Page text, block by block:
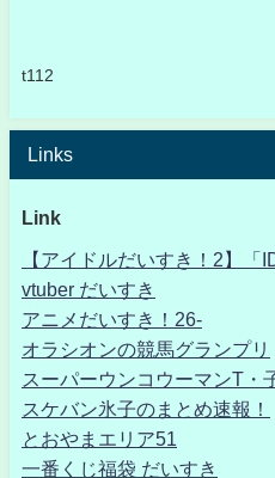
t112
Links
Link
【アイドルだいすき！2】「
vtuber だいすき
アニメだいすき！26-
オラシオンの競馬グランプリ
スーパーウンコウーマンT・
スケバン氷子のまとめ速報！
とおやまエリア51
一番くじ福袋 だいすき